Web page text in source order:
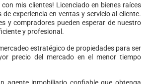
con mis clientes! Licenciado en bienes raíces
experiencia en ventas y servicio al cliente.
y compradores pueden esperar de nuestro
y profesional.
estratégico de propiedades para ser
precio del mercado en el menor tiempo
agente inmobiliario confiable que obtenga